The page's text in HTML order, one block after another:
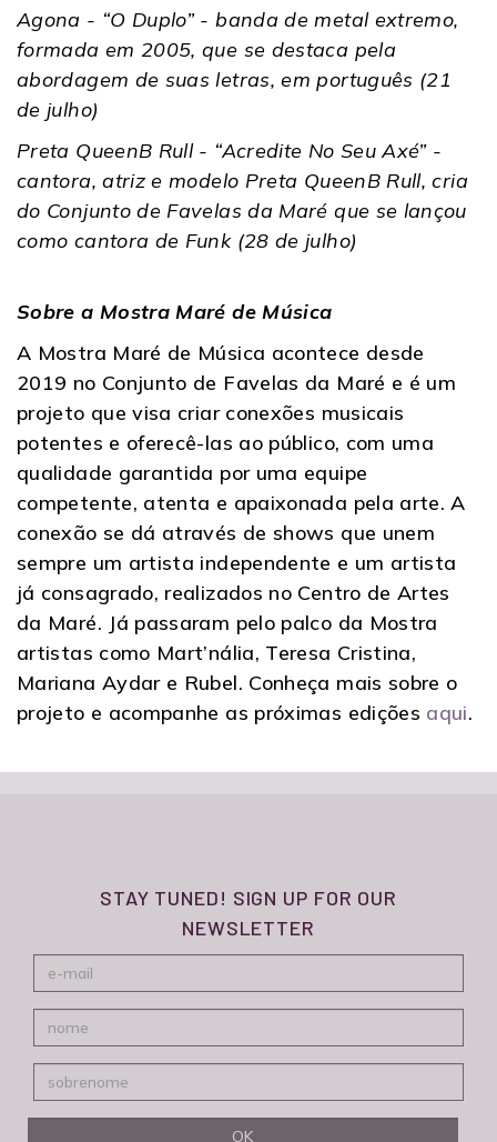
Agona - “O Duplo” - banda de metal extremo,
formada em 2005, que se destaca pela
abordagem de suas letras, em português (21
de julho)
Preta QueenB Rull - “Acredite No Seu Axé” -
cantora, atriz e modelo Preta QueenB Rull, cria
do Conjunto de Favelas da Maré que se lançou
como cantora de Funk (28 de julho)
Sobre a Mostra Maré de Música
A Mostra Maré de Música acontece desde
2019 no Conjunto de Favelas da Maré e é um
projeto que visa criar conexões musicais
potentes e oferecê-las ao público, com uma
qualidade garantida por uma equipe
competente, atenta e apaixonada pela arte. A
conexão se dá através de shows que unem
sempre um artista independente e um artista
já consagrado, realizados no Centro de Artes
da Maré. Já passaram pelo palco da Mostra
artistas como Mart’nália, Teresa Cristina,
Mariana Aydar e Rubel. Conheça mais sobre o
projeto e acompanhe as próximas edições aqui.
STAY TUNED! SIGN UP FOR OUR
NEWSLETTER